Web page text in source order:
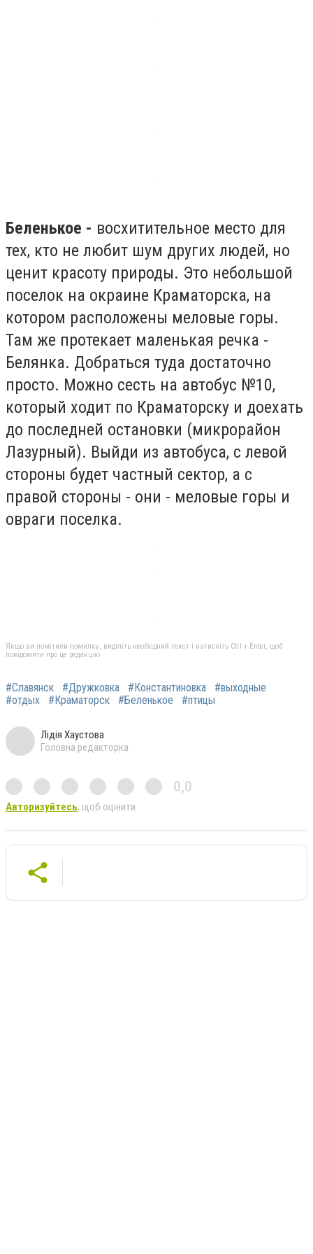
Беленькое - восхитительное место для
тех, кто не любит шум других людей, но
ценит красоту природы. Это небольшой
поселок на окраине Краматорска, на
котором расположены меловые горы.
Там же протекает маленькая речка -
Белянка. Добраться туда достаточно
просто. Можно сесть на автобус №10,
который ходит по Краматорску и доехать
до последней остановки (микрорайон
Лазурный). Выйди из автобуса, с левой
стороны будет частный сектор, а с
правой стороны - они - меловые горы и
овраги поселка.
Якщо ви помітили помилку, виділіть необхідний текст і натисніть Ctrl + Enter, щоб
повідомити про це редакцію
#Славянск #Дружковка #Константиновка
#выходные
#отдых
#Краматорск #Беленькое #птицы
Лідія Хаустова
Головна редакторка
0,0
Авторизуйтесь, щоб оцінити